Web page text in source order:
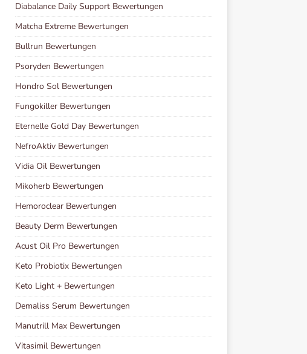
Diabalance Daily Support Bewertungen
Matcha Extreme Bewertungen
Bullrun Bewertungen
Psoryden Bewertungen
Hondro Sol Bewertungen
Fungokiller Bewertungen
Eternelle Gold Day Bewertungen
NefroAktiv Bewertungen
Vidia Oil Bewertungen
Mikoherb Bewertungen
Hemoroclear Bewertungen
Beauty Derm Bewertungen
Acust Oil Pro Bewertungen
Keto Probiotix Bewertungen
Keto Light + Bewertungen
Demaliss Serum Bewertungen
Manutrill Max Bewertungen
Vitasimil Bewertungen